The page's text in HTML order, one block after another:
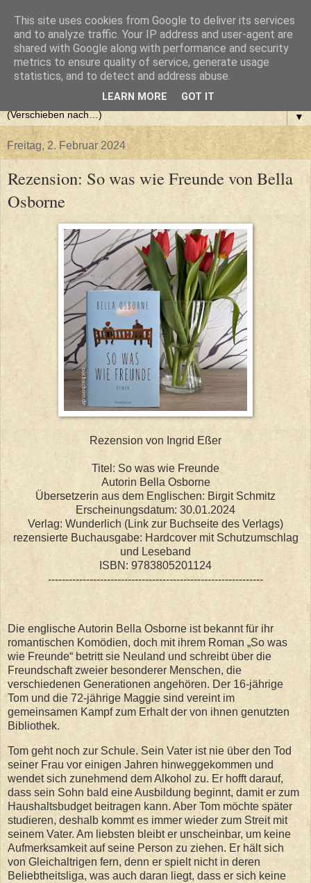
▼
Freitag, 2. Februar 2024
Rezension: So was wie Freunde von Bella
Osborne
Rezension von Ingrid Eßer
Titel: So was wie Freunde
Autorin Bella Osborne
Übersetzerin aus dem Englischen: Birgit Schmitz
Erscheinungsdatum: 30.01.2024
Verlag: Wunderlich (Link zur Buchseite des Verlags)
rezensierte Buchausgabe: Hardcover mit Schutzumschlag
und Leseband
ISBN: 9783805201124
--------------------------------------------------------------
Die englische Autorin Bella Osborne ist bekannt für ihr
romantischen Komödien, doch mit ihrem Roman „So was
wie Freunde“ betritt sie Neuland und schreibt über die
Freundschaft zweier besonderer Menschen, die
verschiedenen Generationen angehören. Der 16-jährige
Tom und die 72-jährige Maggie sind vereint im
gemeinsamen Kampf zum Erhalt der von ihnen genutzten
Bibliothek.
Tom geht noch zur Schule. Sein Vater ist nie über den Tod
seiner Frau vor einigen Jahren hinweggekommen und
wendet sich zunehmend dem Alkohol zu. Er hofft darauf,
dass sein Sohn bald eine Ausbildung beginnt, damit er zum
Haushaltsbudget beitragen kann. Aber Tom möchte später
studieren, deshalb kommt es immer wieder zum Streit mit
seinem Vater. Am liebsten bleibt er unscheinbar, um keine
Aufmerksamkeit auf seine Person zu ziehen. Er hält sich
von Gleichaltrigen fern, denn er spielt nicht in deren
Beliebtheitsliga, was auch daran liegt, dass er sich keine
This site uses cookies from Google to deliver its services
and to analyze traffic. Your IP address and user-agent are
shared with Google along with performance and security
metrics to ensure quality of service, generate usage
statistics, and to detect and address abuse.
LEARN MORE GOT IT